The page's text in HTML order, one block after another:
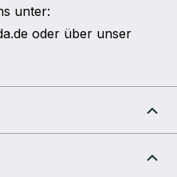
unter:
oder über unser